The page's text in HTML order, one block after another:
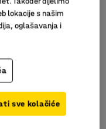
u teškim uvjetima
utovar
lokacije s našim
oglašavanja i
sve kolačiće